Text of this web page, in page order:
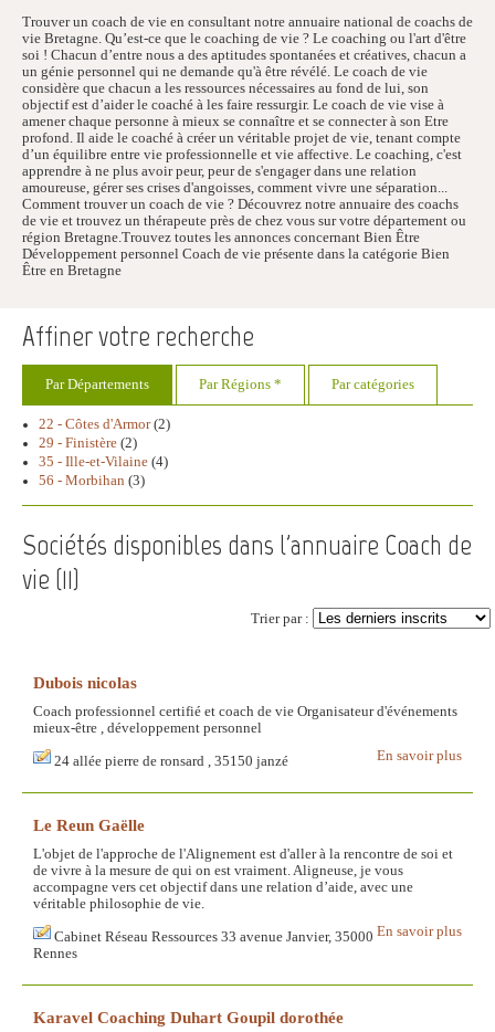
Trouver un coach de vie en consultant notre annuaire national de coachs de
vie Bretagne. Qu’est-ce que le coaching de vie ? Le coaching ou l'art d'être
soi ! Chacun d’entre nous a des aptitudes spontanées et créatives, chacun a
un génie personnel qui ne demande qu'à être révélé. Le coach de vie
considère que chacun a les ressources nécessaires au fond de lui, son
objectif est d’aider le coaché à les faire ressurgir. Le coach de vie vise à
amener chaque personne à mieux se connaître et se connecter à son Etre
profond. Il aide le coaché à créer un véritable projet de vie, tenant compte
d’un équilibre entre vie professionnelle et vie affective. Le coaching, c'est
apprendre à ne plus avoir peur, peur de s'engager dans une relation
amoureuse, gérer ses crises d'angoisses, comment vivre une séparation...
Comment trouver un coach de vie ? Découvrez notre annuaire des coachs
de vie et trouvez un thérapeute près de chez vous sur votre département ou
région Bretagne.Trouvez toutes les annonces concernant Bien Être
Développement personnel Coach de vie présente dans la catégorie Bien
Être en Bretagne
Affiner votre recherche
Par Départements Par Régions * Par catégories
22 - Côtes d'Armor(2)
29 - Finistère (2)
35 - Ille-et-Vilaine (4)
56 - Morbihan (3)
Sociétés disponibles dans l'annuaire Coach de
vie (11)
Trier par :
Dubois nicolas
Coach professionnel certifié et coach de vie Organisateur d'événements
mieux-être , développement personnel
En savoir plus
24 allée pierre de ronsard , 35150 janzé
Le Reun Gaëlle
L'objet de l'approche de l'Alignement est d'aller à la rencontre de soi et
de vivre à la mesure de qui on est vraiment. Aligneuse, je vous
accompagne vers cet objectif dans une relation d’aide, avec une
véritable philosophie de vie.
En savoir plus
Cabinet Réseau Ressources 33 avenue Janvier, 35000
Rennes
Karavel Coaching Duhart Goupil dorothée